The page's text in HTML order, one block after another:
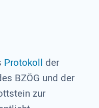
Protokoll der
BZÖG und der
zur